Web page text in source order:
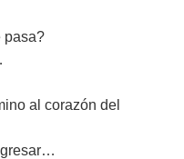
pasa?
al corazón del